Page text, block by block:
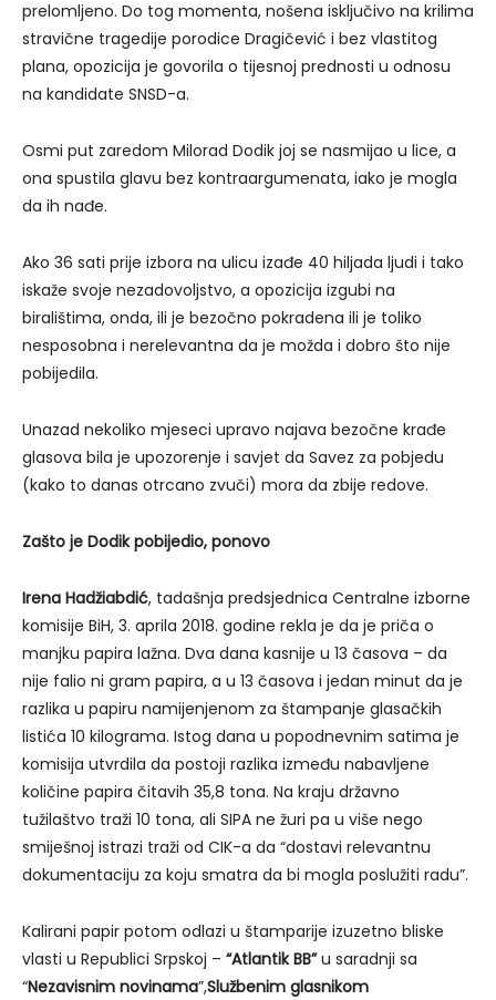
prelomljeno. Do tog momenta, nošena isključivo na krilima
stravične tragedije porodice Dragičević i bez vlastitog
plana, opozicija je govorila o tijesnoj prednosti u odnosu
na kandidate SNSD-a.
Osmi put zaredom Milorad Dodik joj se nasmijao u lice, a
ona spustila glavu bez kontraargumenata, iako je mogla
da ih nađe.
Ako 36 sati prije izbora na ulicu izađe 40 hiljada ljudi i tako
iskaže svoje nezadovoljstvo, a opozicija izgubi na
biralištima, onda, ili je bezočno pokradena ili je toliko
nesposobna i nerelevantna da je možda i dobro što nije
pobijedila.
Unazad nekoliko mjeseci upravo najava bezočne krađe
glasova bila je upozorenje i savjet da Savez za pobjedu
(kako to danas otrcano zvuči) mora da zbije redove.
Zašto je Dodik pobijedio, ponovo
Irena Hadžiabdić, tadašnja predsjednica Centralne izborne
komisije BiH, 3. aprila 2018. godine rekla je da je priča o
manjku papira lažna. Dva dana kasnije u 13 časova – da
nije falio ni gram papira, a u 13 časova i jedan minut da je
razlika u papiru namijenjenom za štampanje glasačkih
listića 10 kilograma. Istog dana u popodnevnim satima je
komisija utvrdila da postoji razlika između nabavljene
količine papira čitavih 35,8 tona. Na kraju državno
tužilaštvo traži 10 tona, ali SIPA ne žuri pa u više nego
smiješnoj istrazi traži od CIK-a da “dostavi relevantnu
dokumentaciju za koju smatra da bi mogla poslužiti radu”.
Kalirani papir potom odlazi u štamparije izuzetno bliske
vlasti u Republici Srpskoj – “Atlantik BB”u saradnji sa
“Nezavisnim novinama”,Službenim glasnikom